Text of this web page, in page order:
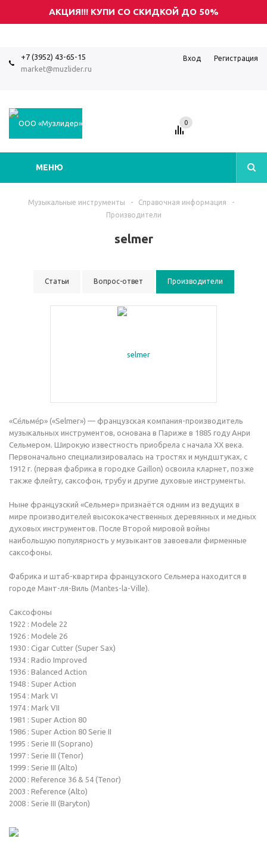
АКЦИЯ!!! КУПИ СО СКИДКОЙ ДО 50%
+7 (3952) 43-65-15
market@muzlider.ru
Вход Регистрация
МЕНЮ
0
Музыкальные инструменты - Справочная информация
-
Производители
selmer
Статьи Вопрос-ответ Производители
«Се́льме́р» («Selmer») — французская компания-производитель
музыкальных инструментов, основана в Париже в 1885 году Анри
Сельмером. Широкую известность приобрела с начала XX века.
Первоначально специализировалась на тростях и мундштуках, с
1912 г. (первая фабрика в городке Gaillon) освоила кларнет, позже
также флейту, саксофон, трубу и другие духовые инструменты.
Ныне французский «Сельмер» признаётся одним из ведущих в
мире производителей высококачественных деревянных и медных
духовых инструментов. После Второй мировой войны
наибольшую популярность у музыкантов завоевали фирменные
саксофоны.
Фабрика и штаб-квартира французского Сельмера находится в
городе Мант-ля-Виль (Mantes-la-Ville).
Саксофоны
1922 : Modele 22
1926 : Modele 26
1930 : Cigar Cutter (Super Sax)
1934 : Radio Improved
1936 : Balanced Action
1948 : Super Action
1954 : Mark VI
1974 : Mark VII
1981 : Super Action 80
1986 : Super Action 80 Serie II
1995 : Serie III (Soprano)
1997 : Serie III (Tenor)
1999 : Serie III (Alto)
2000 : Reference 36 & 54 (Tenor)
2003 : Reference (Alto)
2008 : Serie III (Baryton)